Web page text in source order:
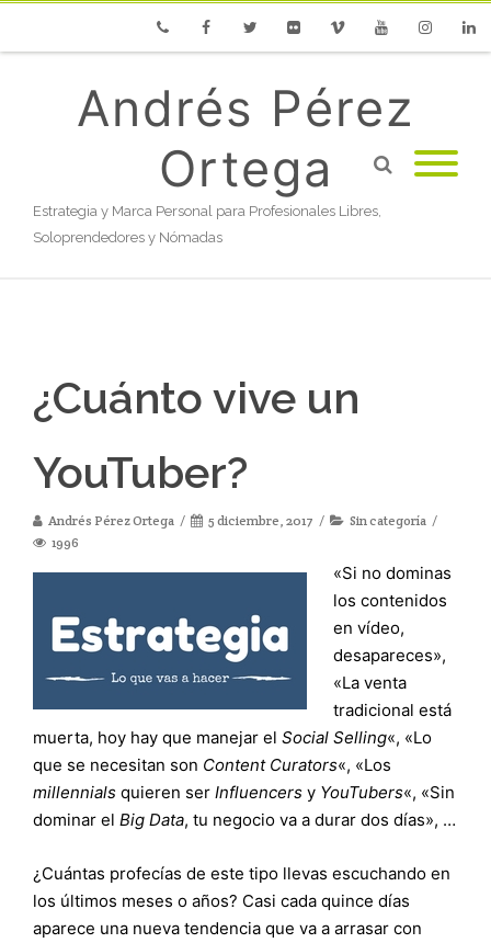
Andrés Pérez
Ortega
Estrategia y Marca Personal para Profesionales Libres,
Soloprendedores y Nómadas
¿Cuánto vive un
YouTuber?
Andrés Pérez Ortega 5 diciembre, 2017
Sin categoría
1996
«Si no dominas
los contenidos
en vídeo,
desapareces»,
«La venta
tradicional está
muerta, hoy hay que manejar el Social Selling«, «Lo
que se necesitan son Content Curators«, «Los
millennials quieren ser Influencers y YouTubers«, «Sin
dominar el Big Data, tu negocio va a durar dos días», …
¿Cuántas profecías de este tipo llevas escuchando en
los últimos meses o años? Casi cada quince días
aparece una nueva tendencia que va a arrasar con